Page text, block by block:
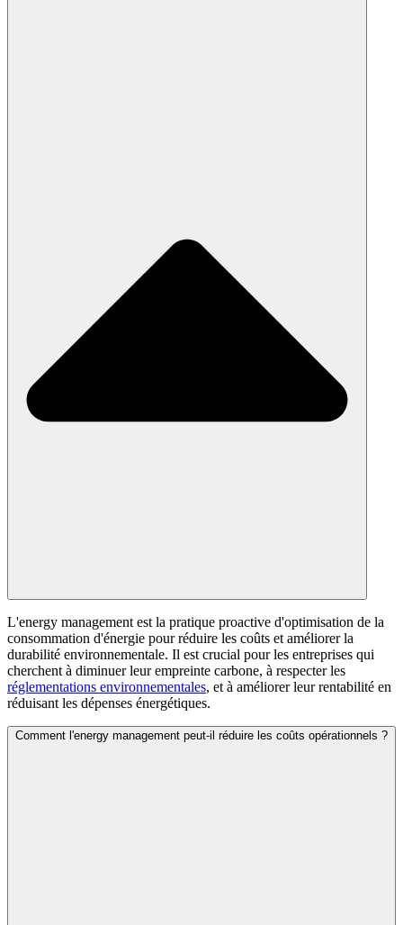
L'energy management est la pratique proactive d'optimisation de la
consommation d'énergie pour réduire les coûts et améliorer la
durabilité environnementale. Il est crucial pour les entreprises qui
cherchent à diminuer leur empreinte carbone, à respecter les
réglementations environnementales, et à améliorer leur rentabilité en
réduisant les dépenses énergétiques.
Comment l'energy management peut-il réduire les coûts opérationnels ?